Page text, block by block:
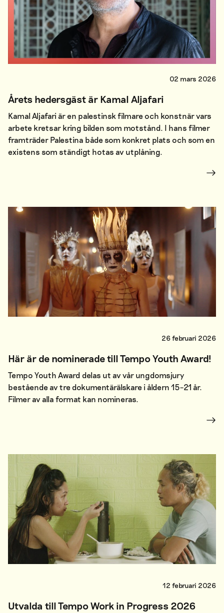
02 mars 2026
Årets hedersgäst är Kamal Aljafari
Kamal Aljafari är en palestinsk filmare och konstnär vars
arbete kretsar kring bilden som motstånd. I hans filmer
framträder Palestina både som konkret plats och som en
existens som ständigt hotas av utplåning.
26 februari 2026
Här är de nominerade till Tempo Youth Award!
Tempo Youth Award delas ut av vår ungdomsjury
bestående av tre dokumentärälskare i åldern 15–21 år.
Filmer av alla format kan nomineras.
12 februari 2026
Utvalda till Tempo Work in Progress 2026